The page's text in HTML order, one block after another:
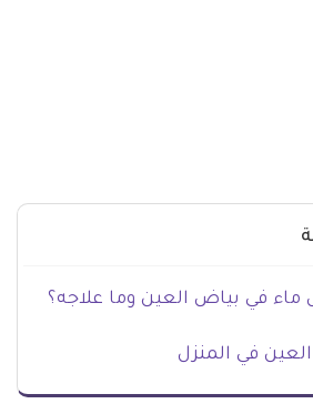
في بياض العين وما علاجه؟
في المنزل